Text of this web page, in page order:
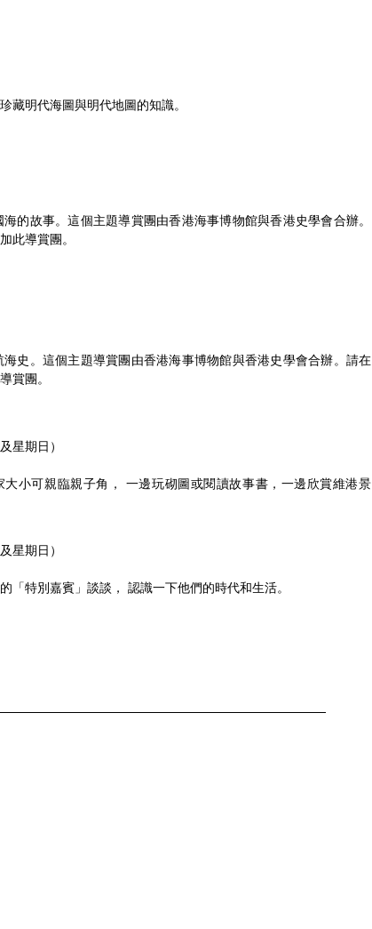
藏明代海圖與明代地圖的知識。
的故事。這個主題導賞團由香港海事博物館與香港史學會合辦。
此導賞團。
史。這個主題導賞團由香港海事博物館與香港史學會合辦。請在
賞團。
星期日）
小可親臨親子角， 一邊玩砌圖或閱讀故事書，一邊欣賞維港景
星期日）
「特別嘉賓」談談， 認識一下他們的時代和生活。